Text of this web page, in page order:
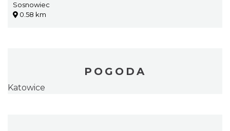
Sosnowiec
0.58 km
POGODA
Katowice